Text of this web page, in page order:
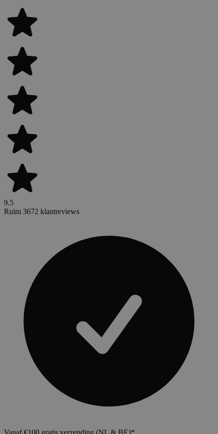
9.5
Ruim 3672 klantreviews
Vanaf €100 gratis verzending (NL & BE)*